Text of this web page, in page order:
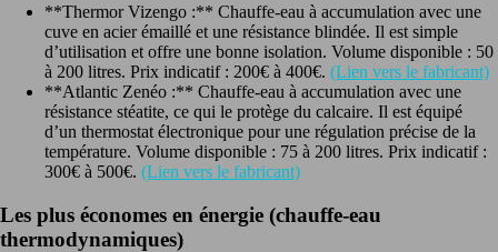
**Thermor Vizengo :** Chauffe-eau à accumulation avec une
cuve en acier émaillé et une résistance blindée. Il est simple
d’utilisation et offre une bonne isolation. Volume disponible : 50
à 200 litres. Prix indicatif : 200€ à 400€. (Lien vers le fabricant)
**Atlantic Zenéo :** Chauffe-eau à accumulation avec une
résistance stéatite, ce qui le protège du calcaire. Il est équipé
d’un thermostat électronique pour une régulation précise de la
température. Volume disponible : 75 à 200 litres. Prix indicatif :
300€ à 500€. (Lien vers le fabricant)
Les plus économes en énergie (chauffe-eau
thermodynamiques)